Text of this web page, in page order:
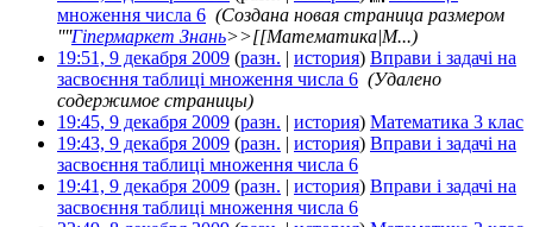
множення числа 6 (Создана новая страница размером
''''Гіпермаркет Знань>>[[Математика|М...)
19:51, 9 декабря 2009 (разн. | история) Вправи і задачі на
засвоєння таблиці множення числа 6 (Удалено
содержимое страницы)
19:45, 9 декабря 2009 (разн. | история) Математика 3 клас
19:43, 9 декабря 2009 (разн. | история) Вправи і задачі на
засвоєння таблиці множення числа 6
19:41, 9 декабря 2009 (разн. | история) Вправи і задачі на
засвоєння таблиці множення числа 6